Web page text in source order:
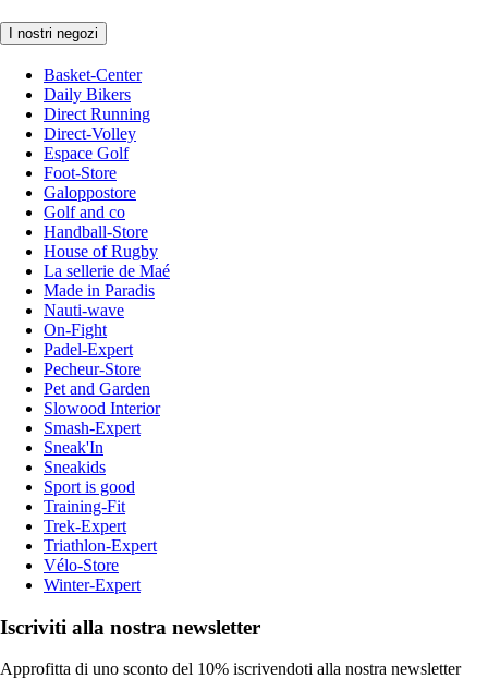
I nostri negozi
Basket-Center
Daily Bikers
Direct Running
Direct-Volley
Espace Golf
Foot-Store
Galoppostore
Golf and co
Handball-Store
House of Rugby
La sellerie de Maé
Made in Paradis
Nauti-wave
On-Fight
Padel-Expert
Pecheur-Store
Pet and Garden
Slowood Interior
Smash-Expert
Sneak'In
Sneakids
Sport is good
Training-Fit
Trek-Expert
Triathlon-Expert
Vélo-Store
Winter-Expert
Iscriviti alla nostra newsletter
Approfitta di uno sconto del 10% iscrivendoti alla nostra newsletter